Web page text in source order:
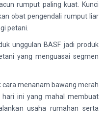
rumput paling kuat. Kunci
obat pengendali rumput liar
petani.
unggulan BASF jadi produk
yang menguasai segmen
cara menanam bawang merah
ini yang mahal membuat
usaha rumahan serta